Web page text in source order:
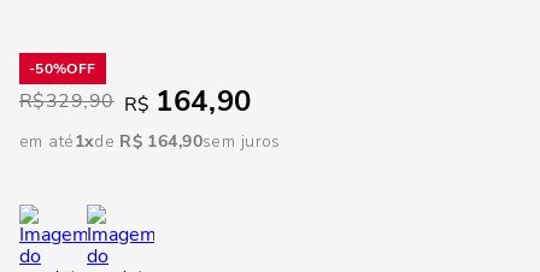
50%
R$329,90 R$ 164,90
em até1 R$ 164,90sem juros